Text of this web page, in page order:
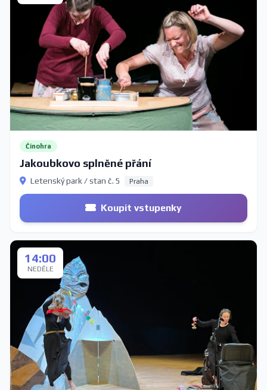
Činohra
Jakoubkovo splněné přání
Letenský park / stan č. 5 Praha
Koupit vstupenky
14:00
NEDĚLE